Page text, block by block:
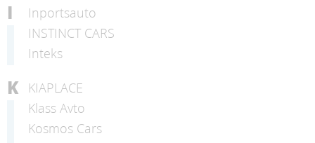
I
Inportsauto
INSTINCT CARS
Inteks
K
KIAPLACE
Klass Avto
Kosmos Cars